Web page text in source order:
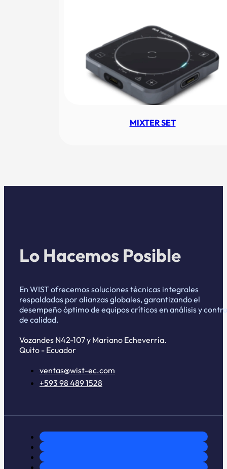
MIXTER SET
Lo Hacemos Posible
En WIST ofrecemos soluciones técnicas integrales
respaldadas por alianzas globales, garantizando el
desempeño óptimo de equipos críticos en análisis y
de calidad.
Vozandes N42-107 y Mariano Echeverría.
Quito - Ecuador
ventas@wist-ec.com
+593 98 489 1528